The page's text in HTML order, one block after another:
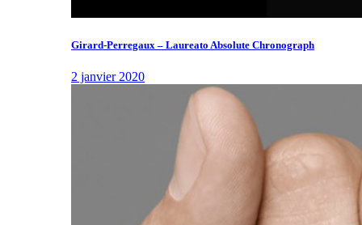
Girard-Perregaux – Laureato Absolute Chronograph
2 janvier 2020